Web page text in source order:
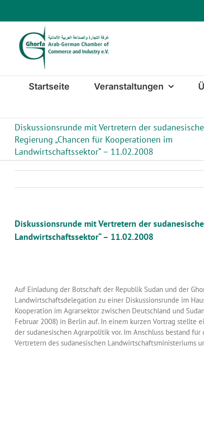
Startseite Veranstaltungen
Diskussionsrunde mit Vertretern der
Regierung „Chancen für Kooperationen im
Landwirtschaftssektor“ – 11.02.2008
Diskussionsrunde mit Vertretern der
Landwirtschaftssektor“ – 11.02.2008
Auf Einladung der Botschaft der Republik Sudan und der
Landwirtschaftsdelegation zu einer Diskussionsrunde im
Kooperation im Agrarsektor zwischen Deutschland und
Februar 2008) in Berlin auf. In einem kurzen Vortrag stellte
der sudanesischen Agrarpolitik vor. Im Anschluss bestand
Vertretern des sudanesischen Landwirtschaftsministeriums